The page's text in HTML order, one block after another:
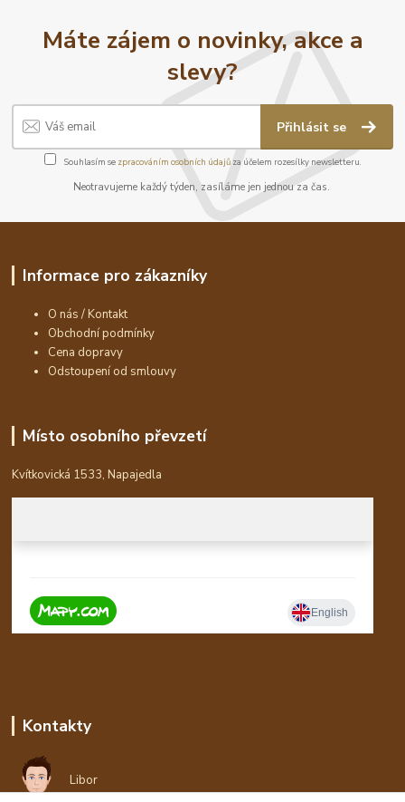
Máte zájem o novinky, akce a
slevy?
Přihlásit se
Souhlasím se zpracováním osobních údajůza účelem rozesílky newsletteru.
Neotravujeme každý týden, zasíláme jen jednou za čas.
Informace pro zákazníky
O nás / Kontakt
Obchodní podmínky
Cena dopravy
Odstoupení od smlouvy
Místo osobního převzetí
Kvítkovická 1533, Napajedla
Kontakty
Libor